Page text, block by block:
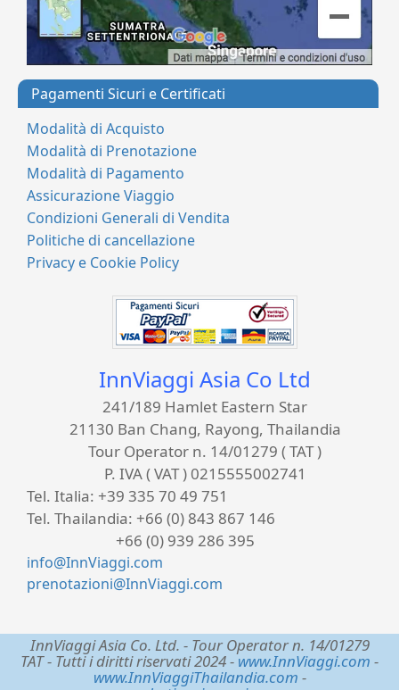
Pagamenti Sicuri e Certificati
Modalità di Acquisto
Modalità di Prenotazione
Modalità di Pagamento
Assicurazione Viaggio
Condizioni Generali di Vendita
Politiche di cancellazione
Privacy e Cookie Policy
InnViaggi Asia Co Ltd
241/189 Hamlet Eastern Star
21130 Ban Chang, Rayong, Thailandia
Tour Operator n. 14/01279 ( TAT )
P. IVA ( VAT ) 0215555002741
Tel. Italia: +39 335 70 49 751
Tel. Thailandia: +66 (0) 843 867 146
+66 (0) 939 286 395
info@InnViaggi.com
prenotazioni@InnViaggi.com
InnViaggi Asia Co. Ltd. - Tour Operator n. 14/01279
TAT - Tutti i diritti riservati 2024 -www.InnViaggi.com -
www.InnViaggiThailandia.com -